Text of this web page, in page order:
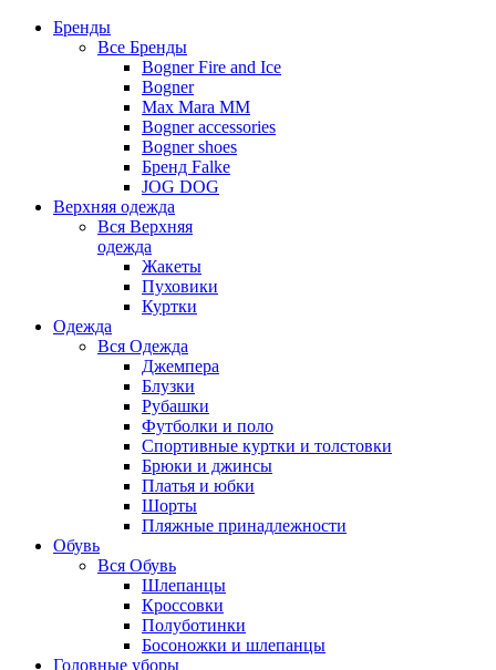
Бренды
Все Бренды
Bogner Fire and Ice
Bogner
Max Mara MM
Bogner accessories
Bogner shoes
Бренд Falke
JOG DOG
Верхняя одежда
Вся Верхняя
одежда
Жакеты
Пуховики
Куртки
Одежда
Вся Одежда
Джемпера
Блузки
Рубашки
Футболки и поло
Спортивные куртки и толстовки
Брюки и джинсы
Платья и юбки
Шорты
Пляжные принадлежности
Обувь
Вся Обувь
Шлепанцы
Кроссовки
Полуботинки
Босоножки и шлепанцы
Головные уборы